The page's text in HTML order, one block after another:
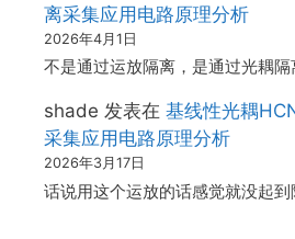
离采集应用电路原理分析
2026年4月1日
不是通过运放隔离，是通过光耦隔
shade 发表在 基线性光耦
采集应用电路原理分析
2026年3月17日
话说用这个运放的话感觉就没起到